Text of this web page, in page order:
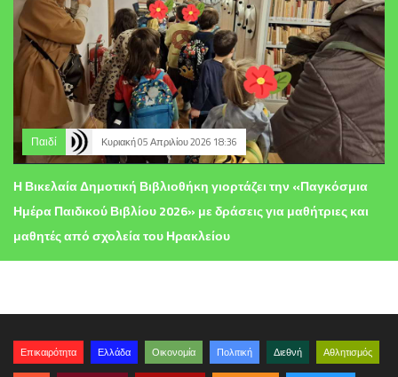
Παιδί Κυριακή 05 Απριλίου 2026 18:36
Η Βικελαία Δημοτική Βιβλιοθήκη γιορτάζει την «Παγκόσμια
Ημέρα Παιδικού Βιβλίου 2026» με δράσεις για μαθήτριες και
μαθητές από σχολεία του Ηρακλείου
Επικαιρότητα Ελλάδα Οικονομία Πολιτική Διεθνή Αθλητισμός